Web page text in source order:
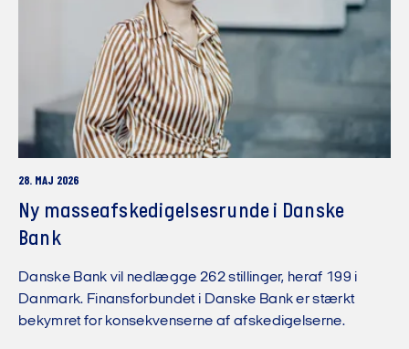
28. MAJ 2026
Ny masseafskedigelsesrunde i Danske
Bank
Danske Bank vil nedlægge 262 stillinger, heraf 199 i
Danmark. Finansforbundet i Danske Bank er stærkt
bekymret for konsekvenserne af afskedigelserne.